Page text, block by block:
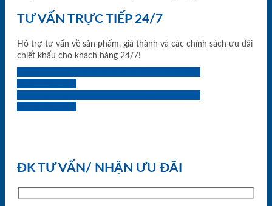
TƯ VẤN TRỰC TIẾP 24/7
Hỗ trợ tư vấn về sản phẩm, giá thành và các chính sách ưu đãi
chiết khấu cho khách hàng 24/7!
ĐK TƯ VẤN/ NHẬN ƯU ĐÃI